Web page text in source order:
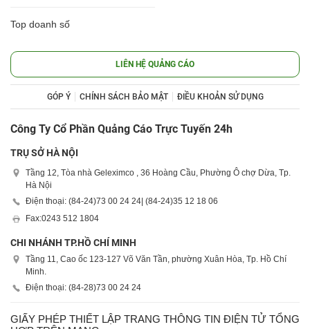
Top doanh số
LIÊN HỆ QUẢNG CÁO
GÓP Ý CHÍNH SÁCH BẢO MẬT ĐIỀU KHOẢN SỬ DỤNG
Công Ty Cổ Phần Quảng Cáo Trực Tuyến 24h
TRỤ SỞ HÀ NỘI
Tầng 12, Tòa nhà Geleximco , 36 Hoàng Cầu, Phường Ô chợ Dừa, Tp.
Hà Nội
Điện thoại: (84-24)73 00 24 24 | (84-24)35 12 18 06
Fax:0243 512 1804
CHI NHÁNH TP.HỒ CHÍ MINH
Tầng 11, Cao ốc 123-127 Võ Văn Tần, phường Xuân Hòa, Tp. Hồ Chí
Minh.
Điện thoại: (84-28)73 00 24 24
GIẤY PHÉP THIẾT LẬP TRANG THÔNG TIN ĐIỆN TỬ TỔNG